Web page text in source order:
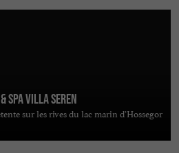
Spa Villa Seren
sur les rives du lac marin d’Hossegor